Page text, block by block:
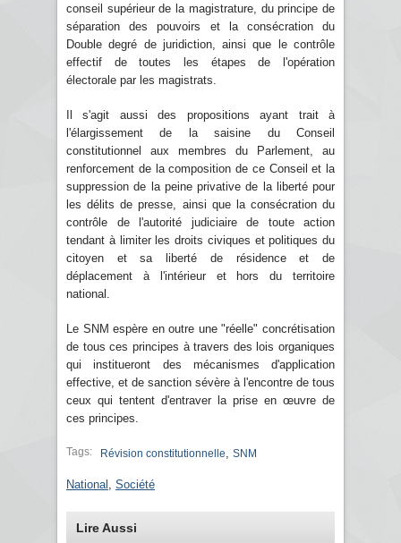
conseil supérieur de la magistrature, du principe de
séparation des pouvoirs et la consécration du
Double degré de juridiction, ainsi que le contrôle
effectif de toutes les étapes de l'opération
électorale par les magistrats.
Il s'agit aussi des propositions ayant trait à
l'élargissement de la saisine du Conseil
constitutionnel aux membres du Parlement, au
renforcement de la composition de ce Conseil et la
suppression de la peine privative de la liberté pour
les délits de presse, ainsi que la consécration du
contrôle de l'autorité judiciaire de toute action
tendant à limiter les droits civiques et politiques du
citoyen et sa liberté de résidence et de
déplacement à l'intérieur et hors du territoire
national.
Le SNM espère en outre une "réelle" concrétisation
de tous ces principes à travers des lois organiques
qui institueront des mécanismes d'application
effective, et de sanction sévère à l'encontre de tous
ceux qui tentent d'entraver la prise en œuvre de
ces principes.
Tags: Révision constitutionnelle SNM
National Société
Lire Aussi